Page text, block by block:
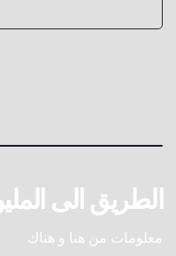
الطريق الى
معلومات من هنا و هناك